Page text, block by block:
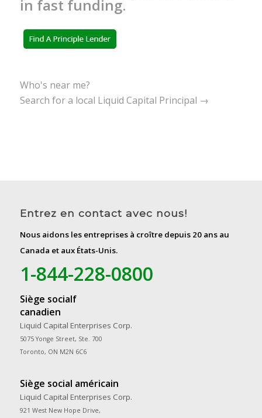
in fast funding.
Who's near me?
Search for a local Liquid Capital Principal →
Entrez en contact avec nous!
Nous aidons les entreprises à croître depuis 20 ans au
Canada et aux États-Unis.
1-844-228-0800
Siège socialf
canadien
Liquid Capital Enterprises Corp.
5075 Yonge Street, Ste. 700
Toronto, ON M2N 6C6
Siège social américain
Liquid Capital Enterprises Corp.
921 West New Hope Drive,